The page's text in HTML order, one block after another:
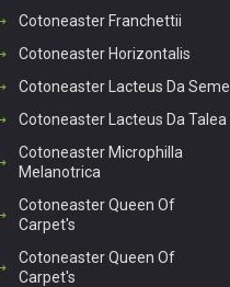
Cotoneaster Franchettii
Cotoneaster Horizontalis
Cotoneaster Lacteus Da Seme
Cotoneaster Lacteus Da Talea
Cotoneaster Microphilla
Melanotrica
Cotoneaster Queen Of
Carpet's
Cotoneaster Queen Of
Carpet's